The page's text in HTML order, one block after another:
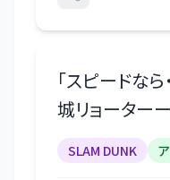
「スピードなら
城リョーター
SLAM DUNK